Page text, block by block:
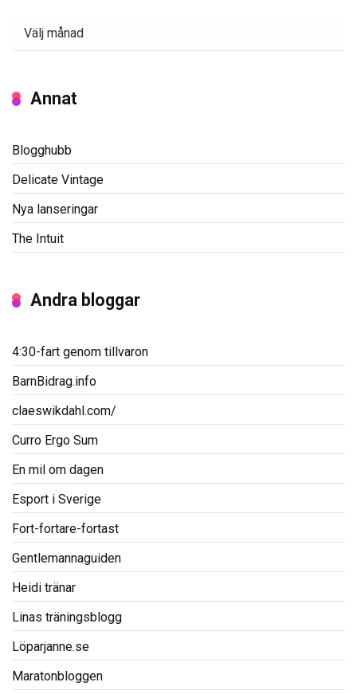
Annat
Blogghubb
Delicate Vintage
Nya lanseringar
The Intuit
Andra bloggar
4:30-fart genom tillvaron
BarnBidrag.info
claeswikdahl.com/
Curro Ergo Sum
En mil om dagen
Esport i Sverige
Fort-fortare-fortast
Gentlemannaguiden
Heidi tränar
Linas träningsblogg
Löparjanne.se
Maratonbloggen